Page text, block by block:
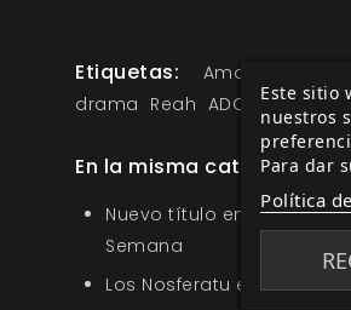
Etiquetas: Amor de otro
drama Reah ADOM
En la misma categoría
Nuevo título en la
Semana
Los Nosferatu en Saber
Este sitio
nuestros
Para dar
Política